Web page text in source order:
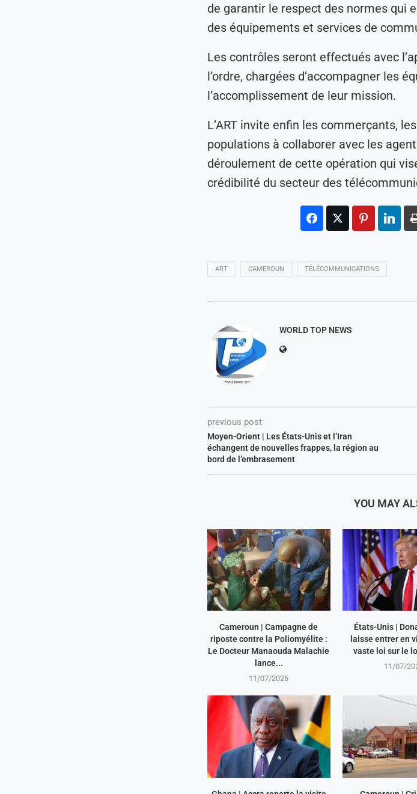
de garantir le respect des normes qui
des équipements et services de
Les contrôles seront effectués avec
l’ordre, chargées d’accompagner les
l’accomplissement de leur mission.
L’ART invite enfin les commerçants,
populations à collaborer avec les
déroulement de cette opération qui
crédibilité du secteur des
ART CAMEROUN TÉLÉCOMMUNICATIONS
WORLD TOP NEWS
previous post
Moyen-Orient | Les États-Unis et l’Iran
échangent de nouvelles frappes, la région au
bord de l’embrasement
YOU MAY
Cameroun | Campagne de
riposte contre la Poliomyélite :
Le Docteur Manaouda Malachie
lance...
11/07/2026
États-Unis |
laisse entrer en
vaste loi sur le
11/07/